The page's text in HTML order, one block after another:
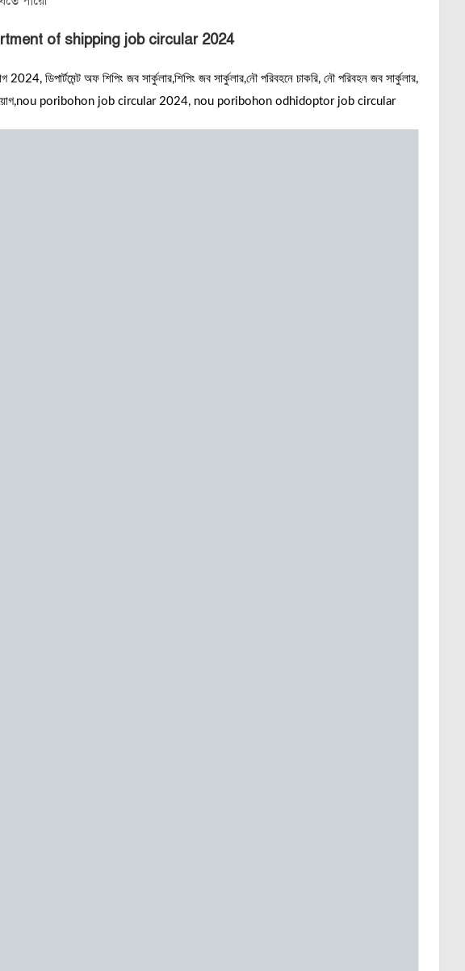
of shipping job circular 2024
ডিপার্টমেন্ট অফ শিপিং জব সার্কুলার,শিপিং জব সার্কুলার,নৌ পরিবহনে চাকরি, নৌ পরিবহন জব সার্কুলার,
নিয়োগ,nou poribohon job circular 2024, nou poribohon odhidoptor job circular